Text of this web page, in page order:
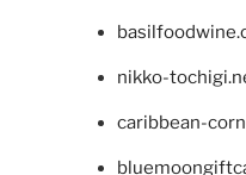
nikko-
caribbean-